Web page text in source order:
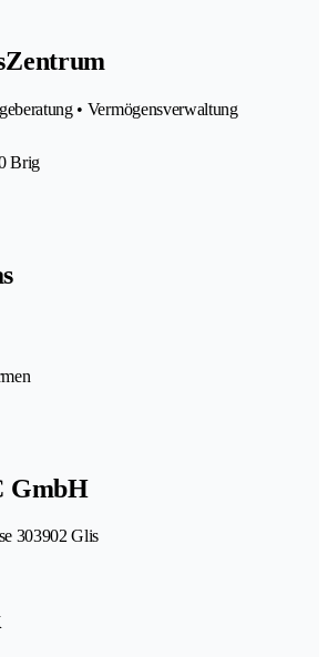
• Vermögensverwaltung
Brig
GmbH
303902 Glis